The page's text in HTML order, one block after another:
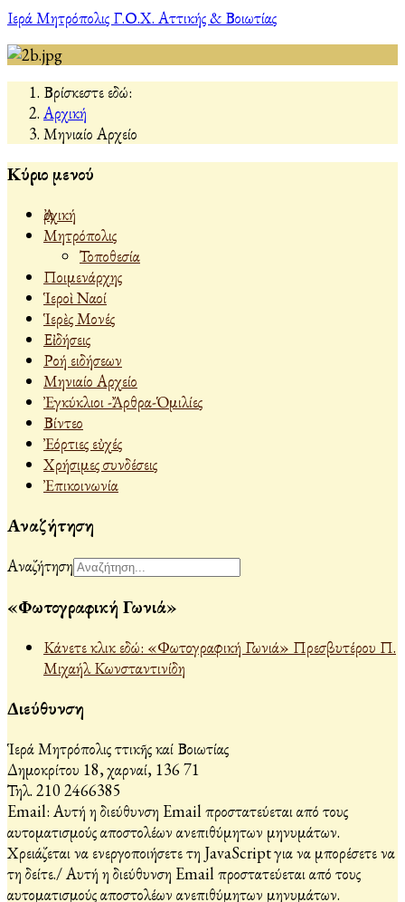
Ιερά Μητρόπολις Γ.Ο.Χ. Αττικής & Βοιωτίας
Βρίσκεστε εδώ:
Αρχική
Μηνιαίο Αρχείο
Κύριο μενού
Ἀρχική
Μητρόπολις
Τοποθεσία
Ποιμενάρχης
Ἱεροὶ Ναοί
Ἱερὲς Μονές
Εἰδήσεις
Ροή ειδήσεων
Μηνιαίο Αρχείο
Ἐγκύκλιοι -Ἄρθρα-Ὁμιλίες
Βίντεο
Ἐόρτιες εὐχές
Χρήσιμες συνδέσεις
Ἐπικοινωνία
Αναζήτηση
Αναζήτηση
«Φωτογραφική Γωνιά»
Κάνετε κλικ εδώ: «Φωτογραφική Γωνιά» Πρεσβυτέρου Π.
Μιχαήλ Κωνσταντινίδη
Διεύθυνση
Ἱερά Μητρόπολις Ἀττικῆς καί Βοιωτίας
Δημοκρίτου 18, Ἀχαρναί, 136 71
Τηλ. 210 2466385
Email: Αυτή η διεύθυνση Email προστατεύεται από τους
αυτοματισμούς αποστολέων ανεπιθύμητων μηνυμάτων.
Χρειάζεται να ενεργοποιήσετε τη JavaScript για να μπορέσετε να
τη δείτε./Αυτή η διεύθυνση Email προστατεύεται από τους
αυτοματισμούς αποστολέων ανεπιθύμητων μηνυμάτων.